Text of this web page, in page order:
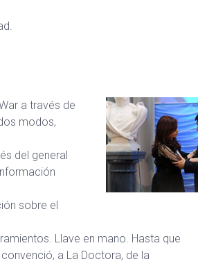
a través de
modos,
del general
sobre el
Llave en mano. Hasta que
a La Doctora, de la